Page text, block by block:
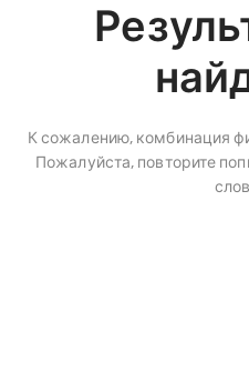
К сожалению, комбинация
Пожалуйста, повторите